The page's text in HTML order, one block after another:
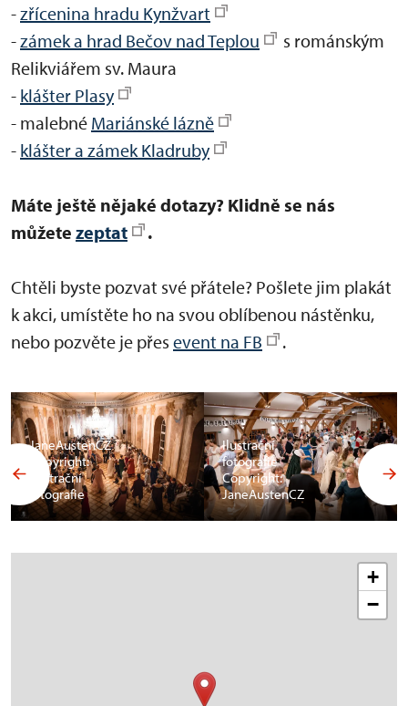
-zřícenina hradu Kynžvart
-zámek a hrad Bečov nad Teplou
s románským
Relikviářem sv. Maura
- klášter Plasy
- malebné Mariánské lázně
- klášter a zámek Kladruby
Máte ještě nějaké dotazy? Klidně se nás
můžete zeptat .
Chtěli byste pozvat své přátele? Pošlete jim plakát
k akci, umístěte ho na svou oblíbenou nástěnku,
nebo pozvěte je přes event na FB .
JaneAustenCZ
Copyright:
Ilustrační
fotografie
Ilustrační
fotografie
Copyright:
JaneAustenCZ
+
−